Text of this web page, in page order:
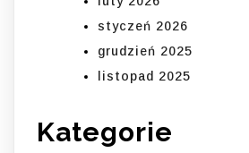
styczeń 2026
grudzień 2025
listopad 2025
Kategorie